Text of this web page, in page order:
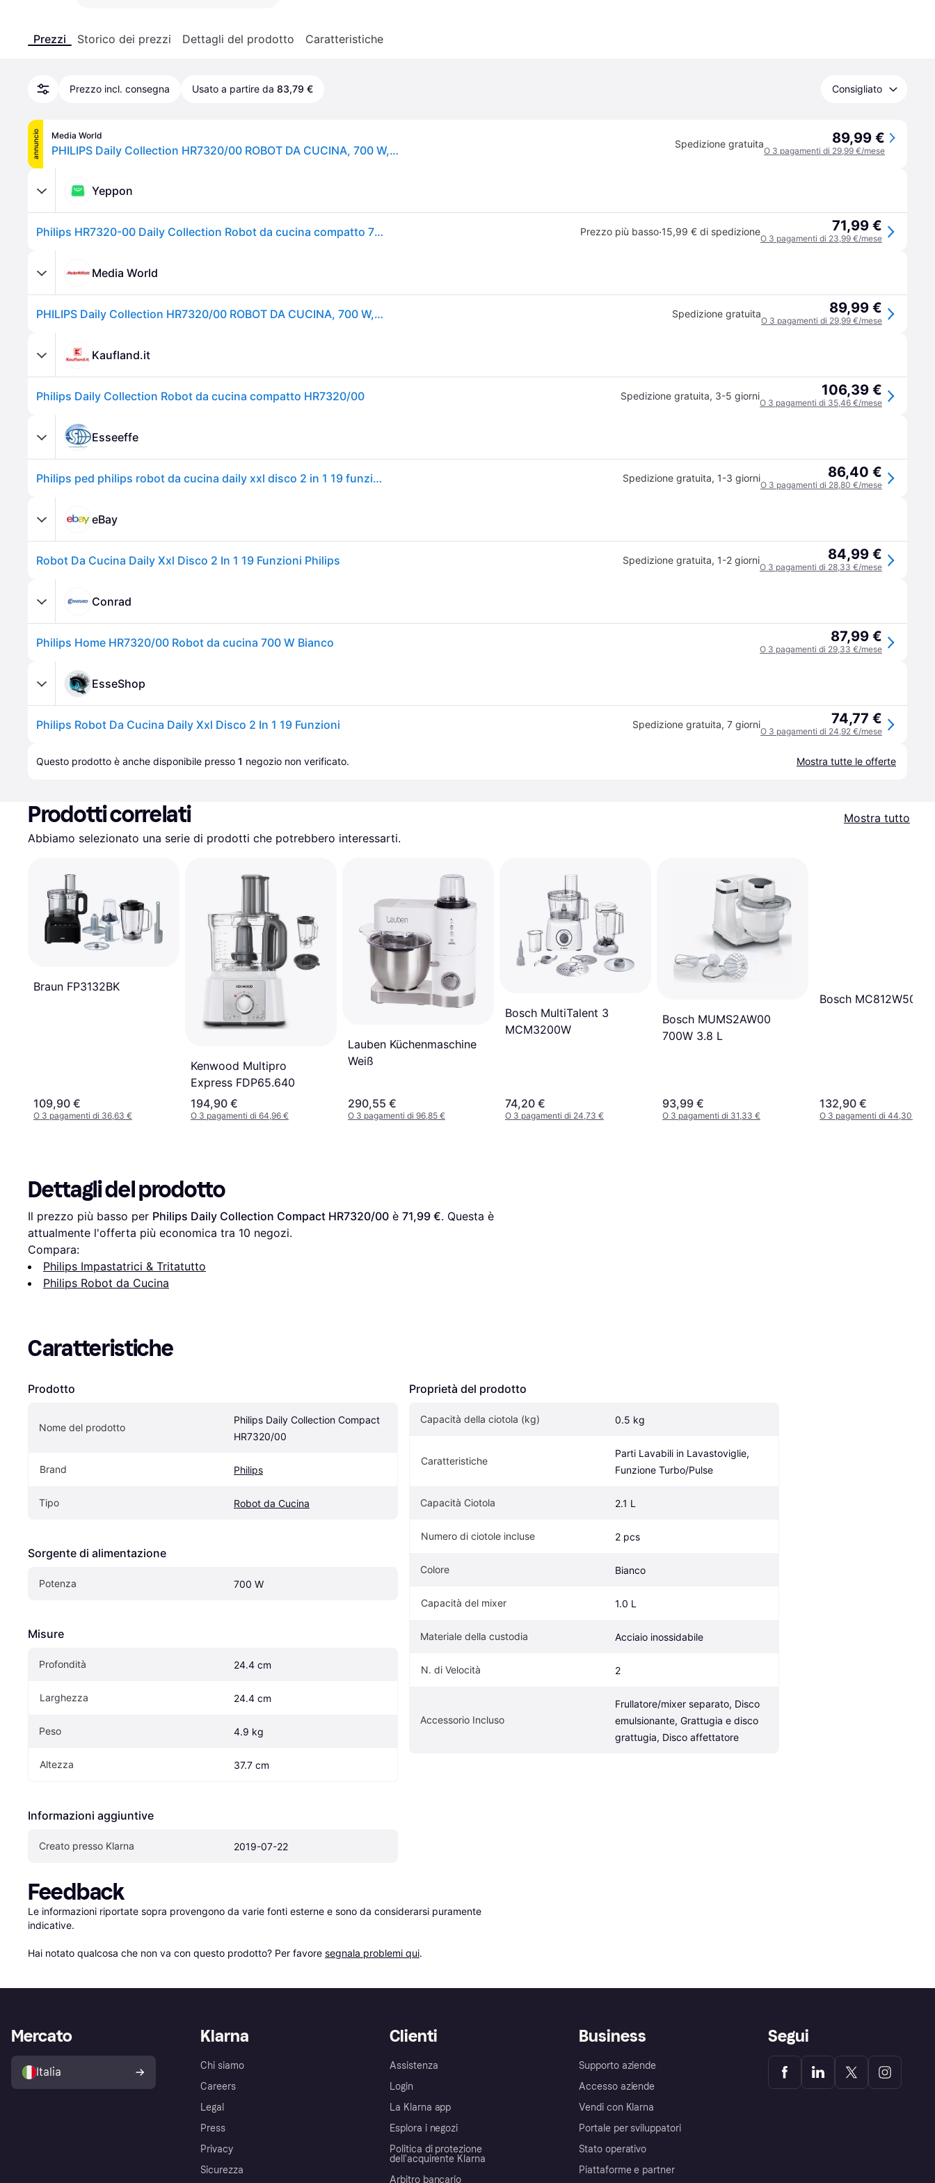
Prezzi Storico dei prezzi Dettagli del prodotto Caratteristiche
Prezzo incl. consegna Usato a partire da 83,79 € Consigliato
annuncio Media World
PHILIPS Daily Collection HR7320/00 ROBOT DA CUCINA, 700 W, capacità ciotola 2,1 l, Bianco Spedizione gratuita 89,99 €
O 3 pagamenti di 29,99 €/mese
Yeppon
Philips HR7320-00 Daily Collection Robot da cucina compatto 700W 19 funzioni ciotola 2.1L colore Bianco Prezzo più basso·15,99 € di spedizione 71,99 €
O 3 pagamenti di 23,99 €/mese
Media World
PHILIPS Daily Collection HR7320/00 ROBOT DA CUCINA, 700 W, capacità ciotola 2,1 l, Bianco Spedizione gratuita 89,99 €
O 3 pagamenti di 29,99 €/mese
Kaufland.it
Philips Daily Collection Robot da cucina compatto HR7320/00 Spedizione gratuita, 3-5 giorni 106,39 €
O 3 pagamenti di 35,46 €/mese
Esseeffe
Philips ped philips robot da cucina daily xxl disco 2 in 1 19 funzioni Spedizione gratuita, 1-3 giorni 86,40 €
O 3 pagamenti di 28,80 €/mese
eBay
Robot Da Cucina Daily Xxl Disco 2 In 1 19 Funzioni Philips Spedizione gratuita, 1-2 giorni 84,99 €
O 3 pagamenti di 28,33 €/mese
Conrad
Philips Home HR7320/00 Robot da cucina 700 W Bianco 87,99 €
O 3 pagamenti di 29,33 €/mese
EsseShop
Philips Robot Da Cucina Daily Xxl Disco 2 In 1 19 Funzioni Spedizione gratuita, 7 giorni 74,77 €
O 3 pagamenti di 24,92 €/mese
Questo prodotto è anche disponibile presso 1 negozio non verificato. Mostra tutte le offerte
Prodotti correlati
Mostra tutto
Abbiamo selezionato una serie di prodotti che potrebbero interessarti.
Braun FP3132BK
109,90 €
O 3 pagamenti di 36,63 €
Kenwood Multipro
Express FDP65.640
194,90 €
O 3 pagamenti di 64,96 €
Lauben Küchenmaschine
Weiß
290,55 €
O 3 pagamenti di 96,85 €
Bosch MultiTalent 3
MCM3200W
74,20 €
O 3 pagamenti di 24,73 €
Bosch MUMS2AW00
700W 3.8 L
93,99 €
O 3 pagamenti di 31,33 €
Bosch MC812W501
132,90 €
O 3 pagamenti di 44,30 €
Dettagli del prodotto
Il prezzo più basso per Philips Daily Collection Compact HR7320/00 è 71,99 €. Questa è
attualmente l'offerta più economica tra 10 negozi.
Compara:
Philips Impastatrici & Tritatutto
Philips Robot da Cucina
Caratteristiche
Prodotto
Nome del prodotto
Philips Daily Collection Compact
HR7320/00
Brand Philips
Tipo Robot da Cucina
Sorgente di alimentazione
Potenza 700 W
Misure
Profondità 24.4 cm
Larghezza 24.4 cm
Peso 4.9 kg
Altezza 37.7 cm
Informazioni aggiuntive
Creato presso Klarna 2019-07-22
Proprietà del prodotto
Capacità della ciotola (kg) 0.5 kg
Caratteristiche
Parti Lavabili in Lavastoviglie,
Funzione Turbo/Pulse
Capacità Ciotola 2.1 L
Numero di ciotole incluse 2 pcs
Colore Bianco
Capacità del mixer 1.0 L
Materiale della custodia Acciaio inossidabile
N. di Velocità 2
Accessorio Incluso
Frullatore/mixer separato, Disco
emulsionante, Grattugia e disco
grattugia, Disco affettatore
Feedback
Le informazioni riportate sopra provengono da varie fonti esterne e sono da considerarsi puramente
indicative.
Hai notato qualcosa che non va con questo prodotto? Per favore segnala problemi qui.
Klarna
Chi siamo
Careers
Legal
Press
Privacy
Sicurezza
Clienti
Assistenza
Login
La Klarna app
Esplora i negozi
Politica di protezione
dell'acquirente Klarna
Arbitro bancario
Business
Supporto aziende
Accesso aziende
Vendi con Klarna
Portale per sviluppatori
Stato operativo
Piattaforme e partner
Mercato
Italia
Segui